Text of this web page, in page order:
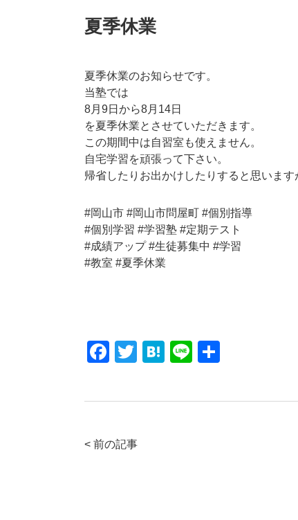
夏季休業
夏季休業のお知らせです。
当塾では
8月9日から8月14日
を夏季休業とさせていただきます。
この期間中は自習室も使えません。
自宅学習を頑張って下さい。
帰省したりお出かけしたりすると思いま
#岡山市 #岡山市問屋町 #個別指導
#個別学習 #学習塾 #定期テスト
#成績アップ #生徒募集中 #学習
#教室 #夏季休業
F
c
b
T
tt
H
e
Li
e
< 前の記事